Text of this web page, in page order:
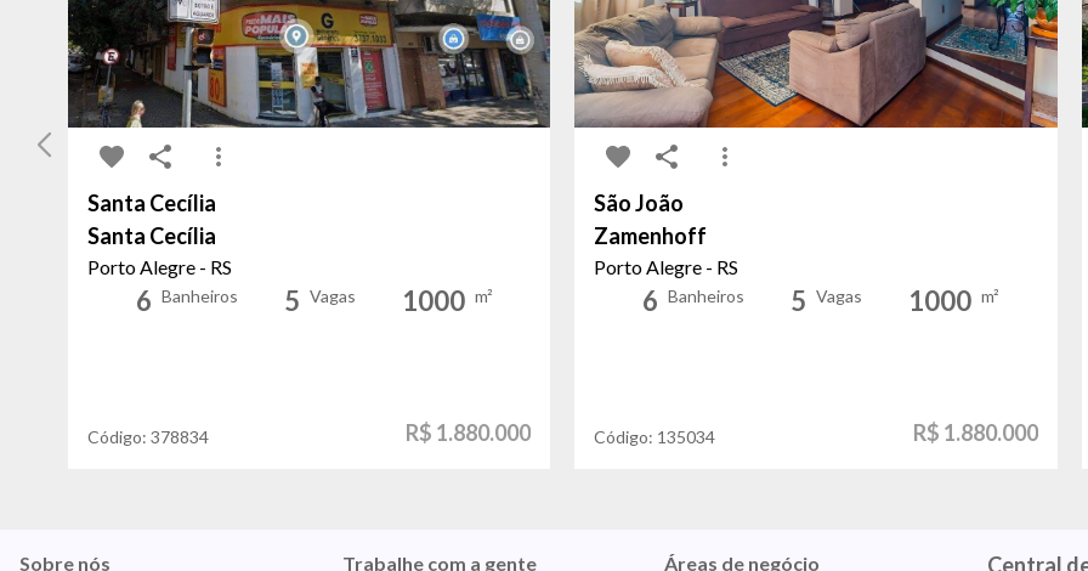
Santa Cecília
Santa Cecília
Porto Alegre - RS
6 Banheiros 5 Vagas 1000 m²
Código: 378834 R$ 1.880.000
São João
Zamenhoff
Porto Alegre - RS
6 Banheiros 5 Vagas 1000 m²
Código: 135034 R$ 1.880.000
Sobre nós
Trabalhe com a gente
Áreas de negócio
Central